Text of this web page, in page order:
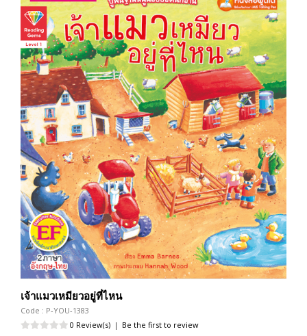
เจ้าแมวเหมียวอยู่ที่ไหน
Code : P-YOU-1383
0 Review(s) | Be the first to review